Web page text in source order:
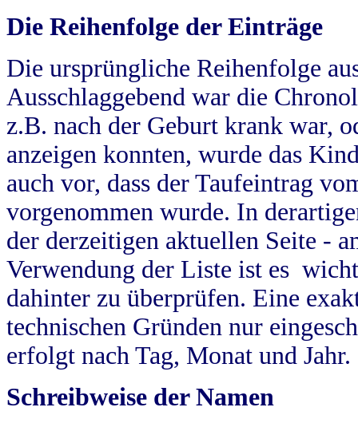
Die Reihenfolge der Einträge
Die ursprüngliche Reihenfolge
Ausschlaggebend war die
z.B. nach der Geburt krank war,
anzeigen konnten, wurde das
auch vor, dass der Taufeintrag
vorgenommen wurde. In
der derzeitigen aktuellen Seite -
Verwendung der Liste ist es
dahinter zu überprüfen. Eine
technischen Gründen nur
erfolgt nach Tag, Monat und Jahr.
Schreibweise der Namen